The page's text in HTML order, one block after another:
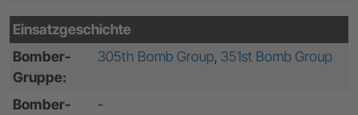
Einsatzgeschichte
Bomber-
Gruppe:
305th Bomb Group, 351st Bomb Group
Bomber-
-